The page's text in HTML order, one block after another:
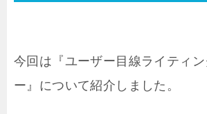
今回は『ユーザー目線ライティン
ー』について紹介しました。